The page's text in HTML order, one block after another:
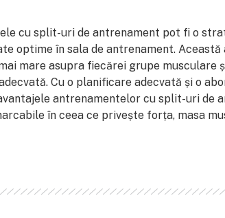
cu split-uri de antrenament pot fi o
optime în sala de antrenament.
mare asupra fiecărei grupe musculare
Cu o planificare adecvată și o
antrenamentelor cu split-uri de
în ceea ce privește forța, masa